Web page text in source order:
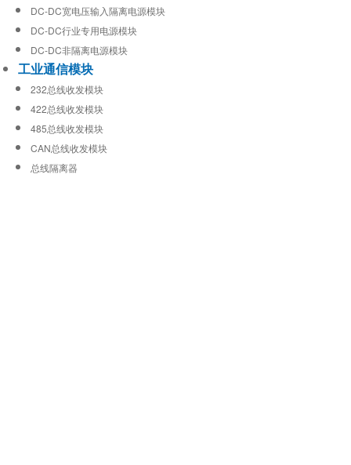
DC-DC宽电压输入隔离电源模块
DC-DC行业专用电源模块
DC-DC非隔离电源模块
工业通信模块
232总线收发模块
422总线收发模块
485总线收发模块
CAN总线收发模块
总线隔离器